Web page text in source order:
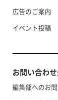
広告のご案内
イベント投稿
お問い合わ
編集部へのお